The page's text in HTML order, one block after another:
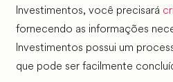
Investimentos, você precisará
fornecendo as informações
Investimentos possui um
que pode ser facilmente